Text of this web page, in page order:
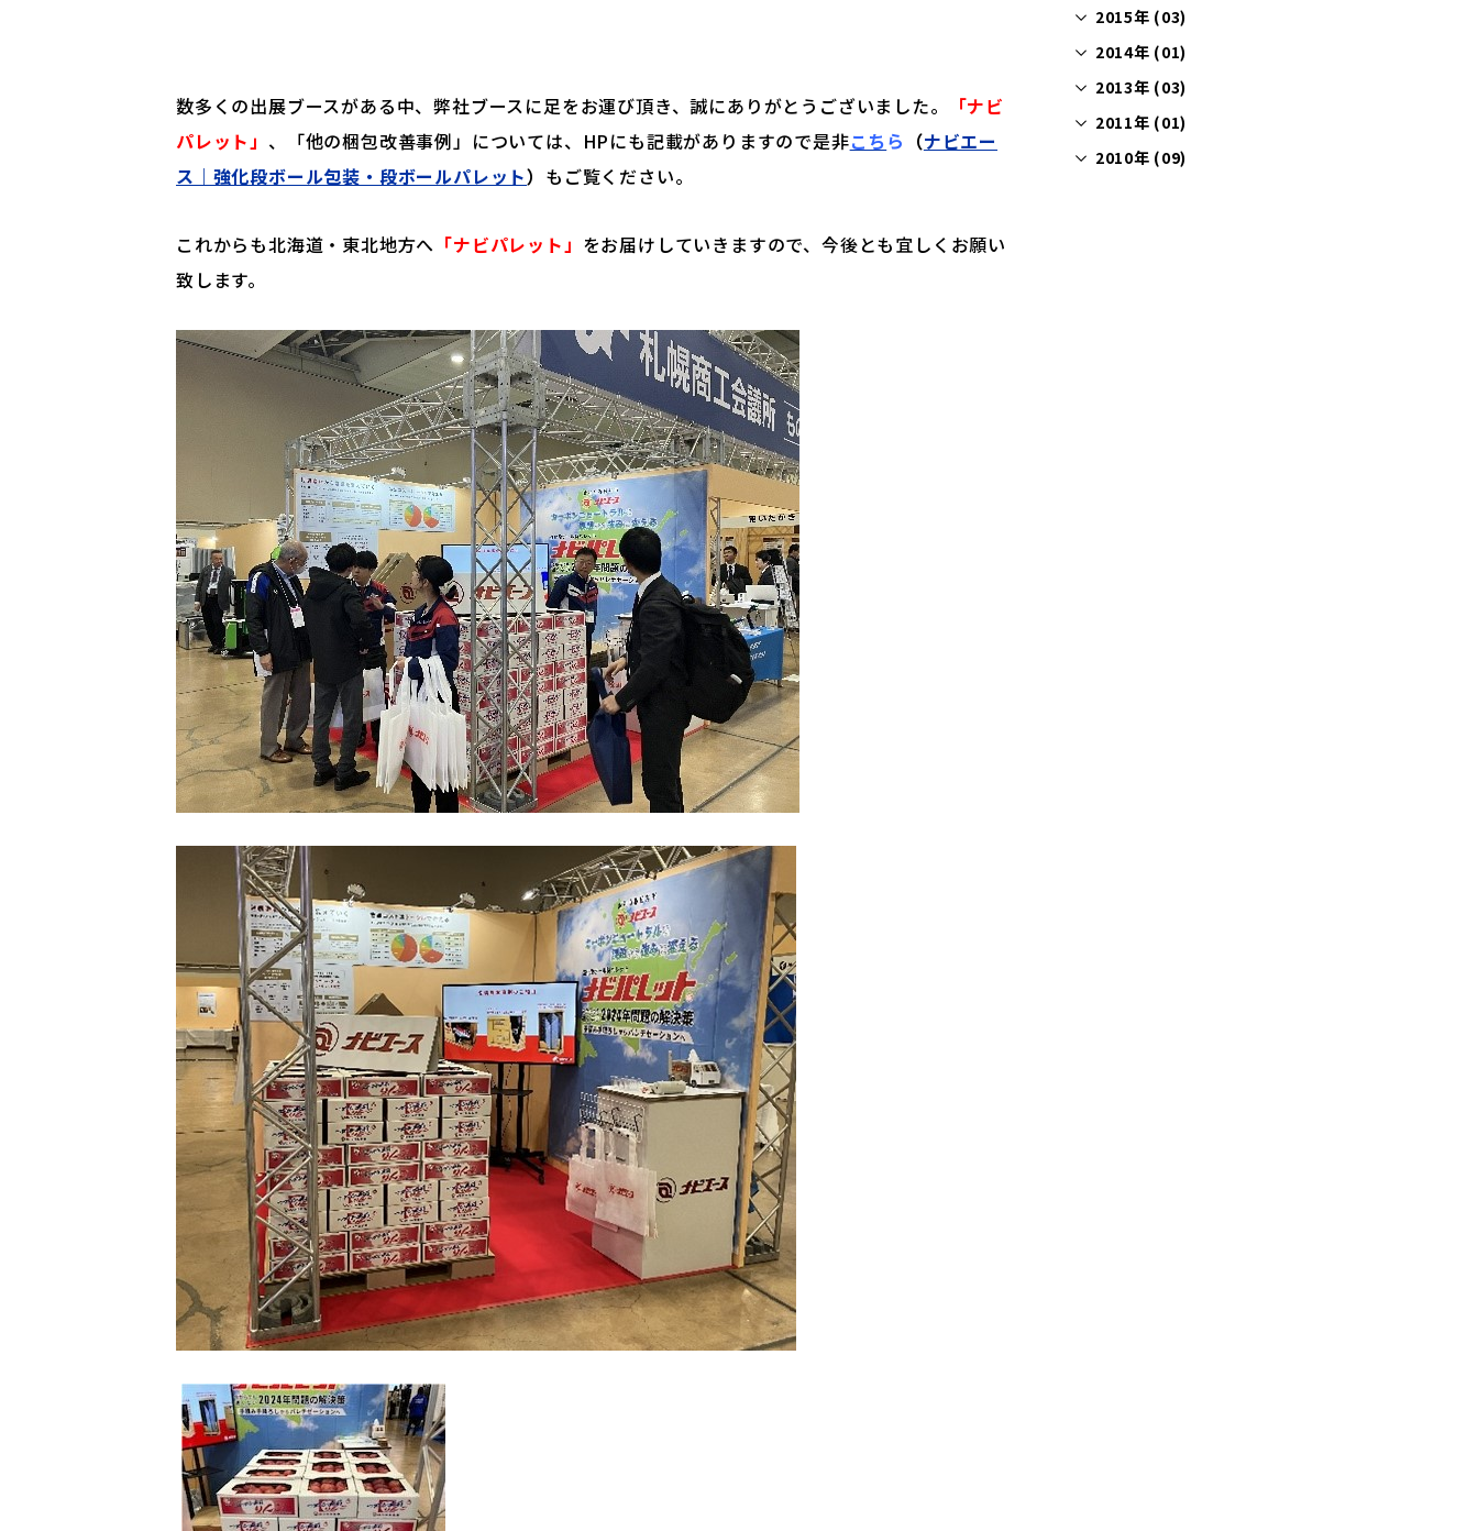
数多くの出展ブースがある中、弊社ブースに足をお運び頂き、誠にありがとうございました。
「ナビ
パレット」 、「他の梱包改善事例」については、HPにも記載がありますので是非こちら （ナビエー
ス｜強化段ボール包装・段ボールパレット） もご覧ください。
これからも北海道・東北地方へ 「ナビパレット」 をお届けしていきますので、今後とも宜しくお願い
致します。
2015年 (03)
2014年 (01)
2013年 (03)
2011年 (01)
2010年 (09)